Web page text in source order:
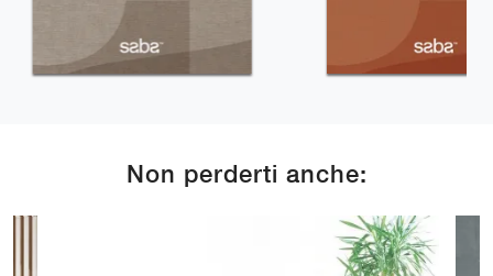
Non perderti anche: